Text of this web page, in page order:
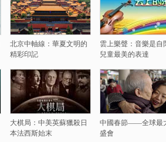
北京中軸線：華夏文明的
精彩印記
雲上樂聲：音樂是自
兒童最美的表達
大棋局：中美英蘇獵殺日
本法西斯始末
中國春節——全球最
盛會